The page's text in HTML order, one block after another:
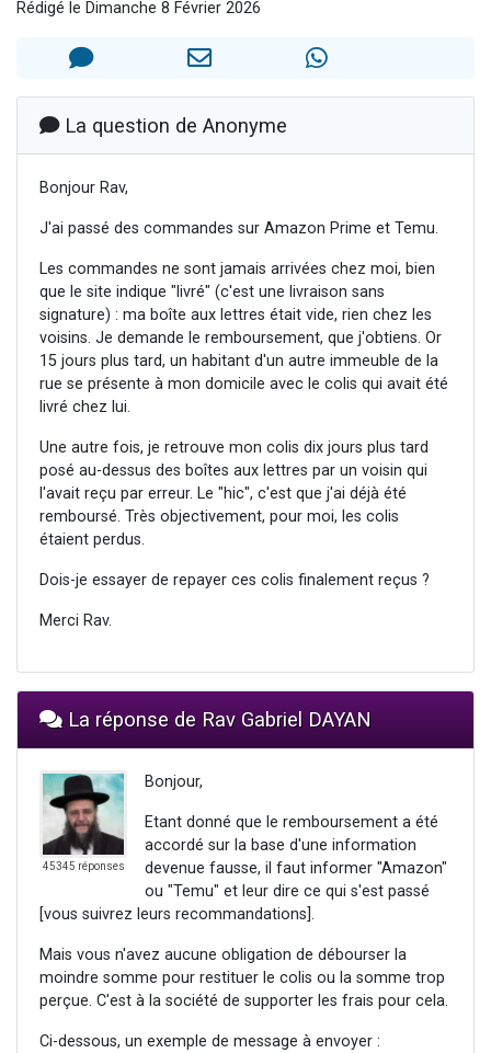
Il reste 49 places pour étudier en groupe sur Zoom
Eva vient de donner son Maasser
Rédigé le Dimanche 8 Février 2026
La question de Anonyme
Bonjour Rav,
J'ai passé des commandes sur Amazon Prime et Temu.
Les commandes ne sont jamais arrivées chez moi, bien
que le site indique "livré" (c'est une livraison sans
signature) : ma boîte aux lettres était vide, rien chez les
voisins. Je demande le remboursement, que j'obtiens. Or
15 jours plus tard, un habitant d'un autre immeuble de la
rue se présente à mon domicile avec le colis qui avait été
livré chez lui.
Une autre fois, je retrouve mon colis dix jours plus tard
posé au-dessus des boîtes aux lettres par un voisin qui
l'avait reçu par erreur. Le "hic", c'est que j'ai déjà été
remboursé. Très objectivement, pour moi, les colis
étaient perdus.
Dois-je essayer de repayer ces colis finalement reçus ?
Merci Rav.
La réponse de Rav Gabriel DAYAN
45345 réponses
Bonjour,
Etant donné que le remboursement a été
accordé sur la base d'une information
devenue fausse, il faut informer "Amazon"
ou "Temu" et leur dire ce qui s'est passé
[vous suivrez leurs recommandations].
Mais vous n'avez aucune obligation de débourser la
moindre somme pour restituer le colis ou la somme trop
perçue. C'est à la société de supporter les frais pour cela.
Ci-dessous, un exemple de message à envoyer :